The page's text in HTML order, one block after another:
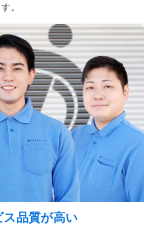
。
品質が高い